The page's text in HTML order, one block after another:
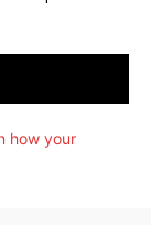
how your